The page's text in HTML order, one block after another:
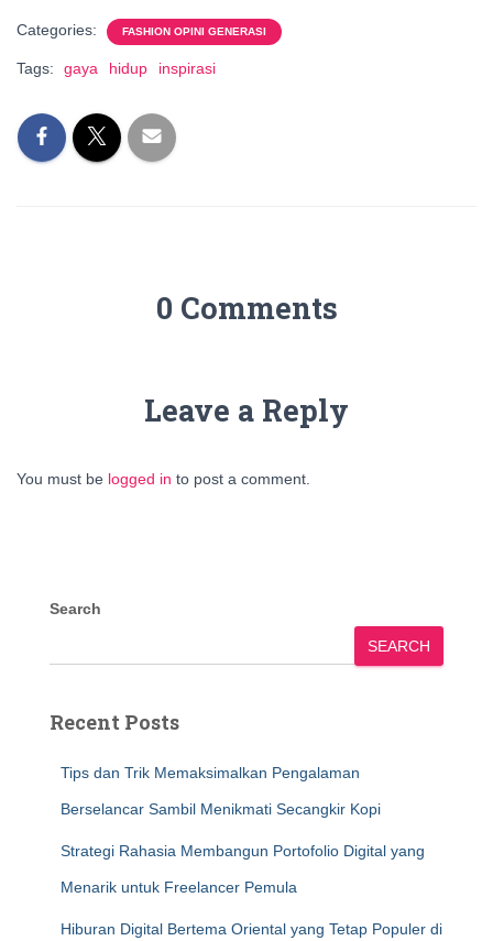
Categories: FASHION OPINI GENERASI
Tags: gaya hidup inspirasi
0 Comments
Leave a Reply
You must be logged in to post a comment.
Search
SEARCH
Recent Posts
Tips dan Trik Memaksimalkan Pengalaman
Berselancar Sambil Menikmati Secangkir Kopi
Strategi Rahasia Membangun Portofolio Digital yang
Menarik untuk Freelancer Pemula
Hiburan Digital Bertema Oriental yang Tetap Populer di